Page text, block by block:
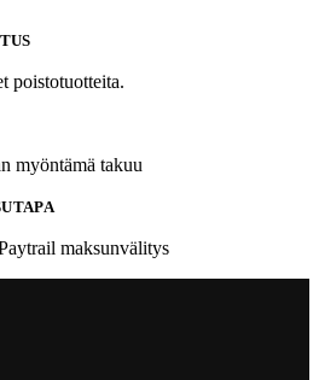
poistotuotteita.
myöntämä takuu
maksunvälitys